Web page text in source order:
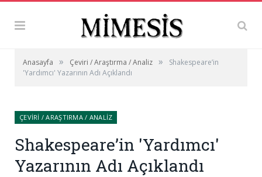
Anasayfa » Çeviri / Araştırma / Analiz »
Shakespeare’in
'Yardımcı' Yazarının Adı Açıklandı
ÇEVIRI / ARAŞTIRMA / ANALIZ
Shakespeare’in 'Yardımcı'
Yazarının Adı Açıklandı